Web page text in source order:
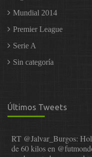
Mundial 2014
Premier League
Serie A
Sin categoría
Últimos Tweets
RT @Jalvar_Burgos:
de 60 kilos en